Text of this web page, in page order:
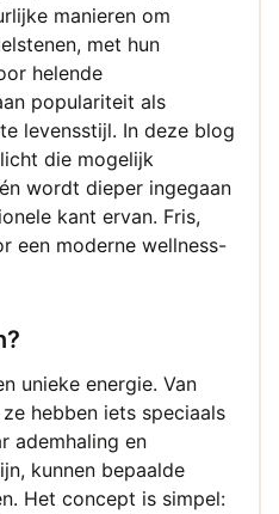
manieren om
met hun
helende
populariteit als
levensstijl. In deze blog
die mogelijk
wordt dieper ingegaan
kant ervan. Fris,
een moderne wellness-
unieke energie. Van
hebben iets speciaals
ademhaling en
kunnen bepaalde
Het concept is simpel: